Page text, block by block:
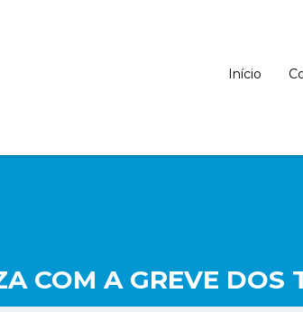
Início
COM A GREVE DOS